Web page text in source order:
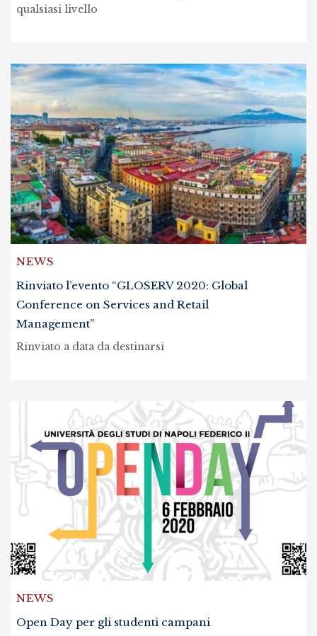
qualsiasi livello
NEWS
Rinviato l’evento “GLOSERV 2020: Global
Conference on Services and Retail
Management”
Rinviato a data da destinarsi
NEWS
Open Day per gli studenti campani